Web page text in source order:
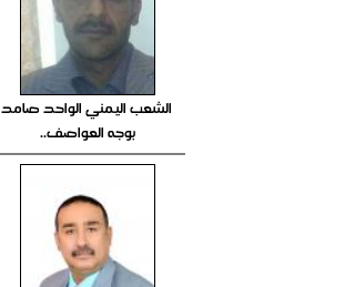
الشعب اليمني الواحد صامد
بوجه العواصف..